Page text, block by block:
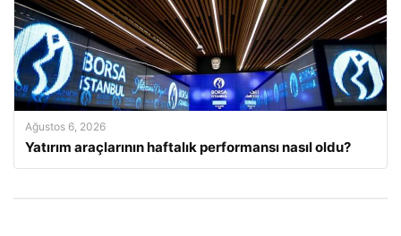
Ağustos 6, 2026
Yatırım araçlarının haftalık performansı nasıl oldu?